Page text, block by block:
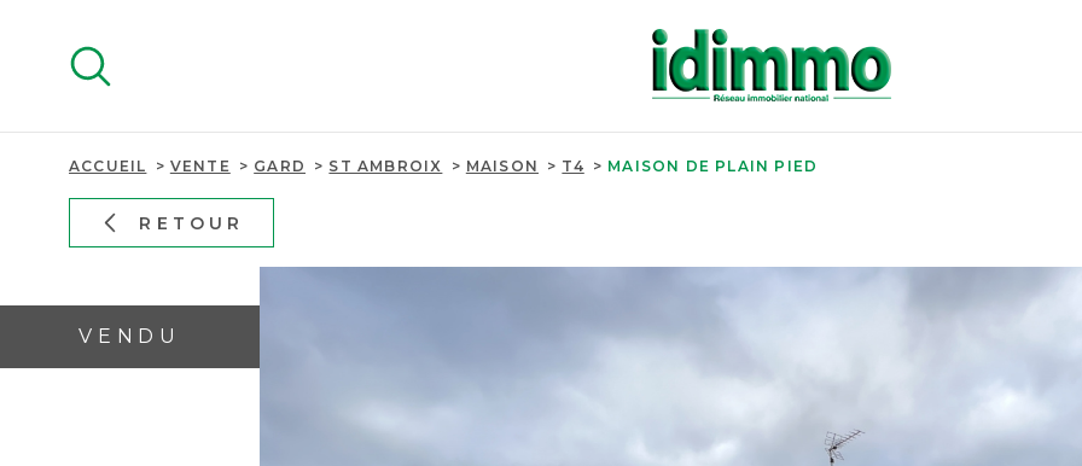
contenu
ACCUEIL VENTE GARD ST AMBROIX MAISON T4 MAISON DE PLAIN PIED
RETOUR
VENDU